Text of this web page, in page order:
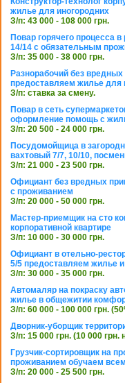
жилье для иногородних
З/п: 43 000 - 108 000 грн.
Повар горячего процесса
14/14 с обязательным
З/п: 35 000 - 38 000 грн.
Разнорабочий без
предоставляем жилье для
З/п: ставка за смену.
Повар в сеть
оформление помощь с
З/п: 20 500 - 24 000 грн.
Посудомойщица в
вахтовый 7/7, 10/10,
З/п: 21 000 - 23 500 грн.
Официант без вредных
с проживанием
З/п: 20 000 - 50 000 грн.
Мастер-приемщик на сто
корпоративной квартире
З/п: 10 000 - 30 000 грн.
Официант в отельно-
5/5 предоставляем жилье
З/п: 30 000 - 35 000 грн.
Автомаляр на покраску
жилье в общежитии
З/п: 60 000 - 100 000 грн.
Дворник-уборщик
З/п: 15 000 грн. (10 000
Грузчик-сортировщик на
проживанием обучаем
З/п: 20 000 - 25 500 грн.